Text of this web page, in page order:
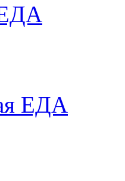
ЕДА